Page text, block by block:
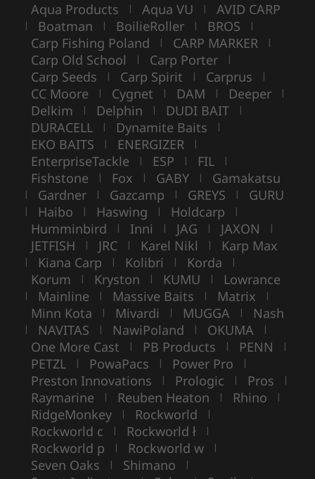
Aqua Products | Aqua VU | AVID CARP
| Boatman | BoilieRoller | BROS |
Carp Fishing Poland | CARP MARKER |
Carp Old School | Carp Porter |
Carp Seeds | Carp Spirit | Carprus |
CC Moore | Cygnet | DAM | Deeper |
Delkim | Delphin | DUDI BAIT |
DURACELL | Dynamite Baits |
EKO BAITS | ENERGIZER |
EnterpriseTackle | ESP | FIL |
Fishstone | Fox | GABY | Gamakatsu
| Gardner | Gazcamp | GREYS | GURU
| Haibo | Haswing | Holdcarp |
Humminbird | Inni | JAG | JAXON |
JETFISH | JRC | Karel Nikl | Karp Max
| Kiana Carp | Kolibri | Korda |
Korum | Kryston | KUMU | Lowrance
| Mainline | Massive Baits | Matrix |
Minn Kota | Mivardi | MUGGA | Nash
| NAVITAS | NawiPoland | OKUMA |
One More Cast | PB Products | PENN |
PETZL | PowaPacs | Power Pro |
Preston Innovations | Prologic | Pros |
Raymarine | Reuben Heaton | Rhino |
RidgeMonkey | Rockworld |
Rockworld c | Rockworld ł |
Rockworld p | Rockworld w |
Seven Oaks | Shimano |